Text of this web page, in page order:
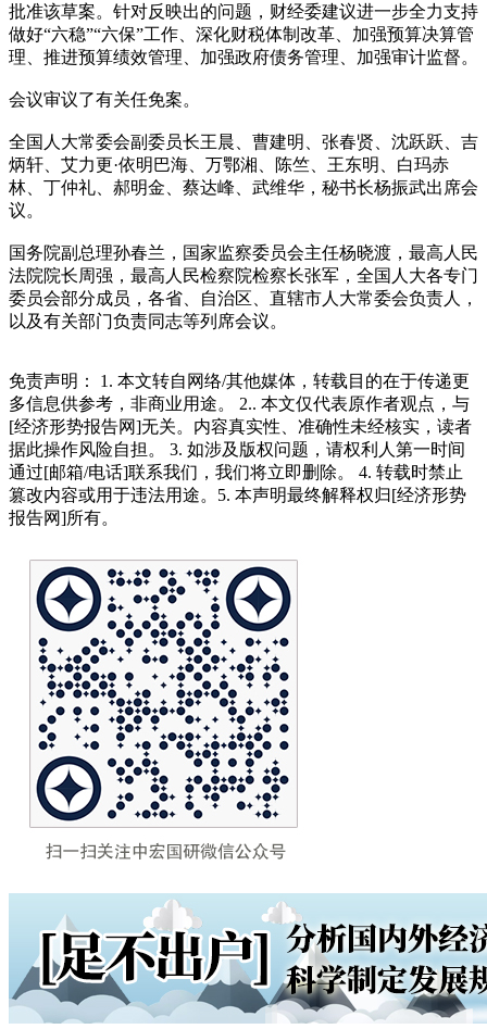
批准该草案。针对反映出的问题，财经委建议进一步全力支持
做好“六稳”“六保”工作、深化财税体制改革、加强预算决算管
理、推进预算绩效管理、加强政府债务管理、加强审计监督。
会议审议了有关任免案。
全国人大常委会副委员长王晨、曹建明、张春贤、沈跃跃、吉
炳轩、艾力更·依明巴海、万鄂湘、陈竺、王东明、白玛赤
林、丁仲礼、郝明金、蔡达峰、武维华，秘书长杨振武出席会
议。
国务院副总理孙春兰，国家监察委员会主任杨晓渡，最高人民
法院院长周强，最高人民检察院检察长张军，全国人大各专门
委员会部分成员，各省、自治区、直辖市人大常委会负责人，
以及有关部门负责同志等列席会议。
免责声明： 1. 本文转自网络/其他媒体，转载目的在于传递更
多信息供参考，非商业用途。 2.. 本文仅代表原作者观点，与
[经济形势报告网]无关。内容真实性、准确性未经核实，读者
据此操作风险自担。 3. 如涉及版权问题，请权利人第一时间
通过[邮箱/电话]联系我们，我们将立即删除。 4. 转载时禁止
篡改内容或用于违法用途。5. 本声明最终解释权归[经济形势
报告网]所有。